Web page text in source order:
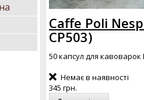
Caffe Poli
CP503)
50 капсул для кавоварок
Немає в наявності
345 грн.